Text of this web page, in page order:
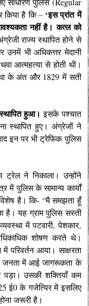
किया है कि – ‘इस प्रांत में
नहीं है। कत्ल को
राज्य स्थापित होने से
भी अधिकत्तर मेदानी
आत्महत्या से होती थी।
के अंत और 1829 में सती
हुआ। इसके पश्चात
स्थापित हुए। अंग्रेजों ने
इन पर भी ट्रेफिक पुलिस
ट्रेल ने निकाला। उन्होंने
में पुलिस के सामान्य कार्यों
है। कि- “मै समझता हूँ
है। यह ग्राम पुलिस सस्ती
में पटवारी, पेशकार,
शोषण करते थे।
परिवर्तन आया। साक्षरता
जनता में आई जागरूकता के
पड़ा। उसकी शक्तियाँ कम
ई0 के गजेत्यिर में इसलिए
जरूरी है।